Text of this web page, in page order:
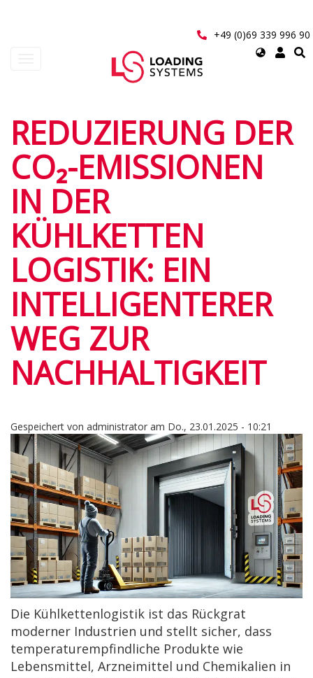
+49 (0)69 339 996 90
Select
User
account
menu
aktivieren/deaktivieren
REDUZIERUNG DER
CO₂-EMISSIONEN
IN DER
KÜHLKETTEN
LOGISTIK: EIN
INTELLIGENTERER
WEG ZUR
NACHHALTIGKEIT
Gespeichert von administrator am Do., 23.01.2025 - 10:21
Die Kühlkettenlogistik ist das Rückgrat
moderner Industrien und stellt sicher, dass
temperaturempfindliche Produkte wie
Lebensmittel, Arzneimittel und Chemikalien in